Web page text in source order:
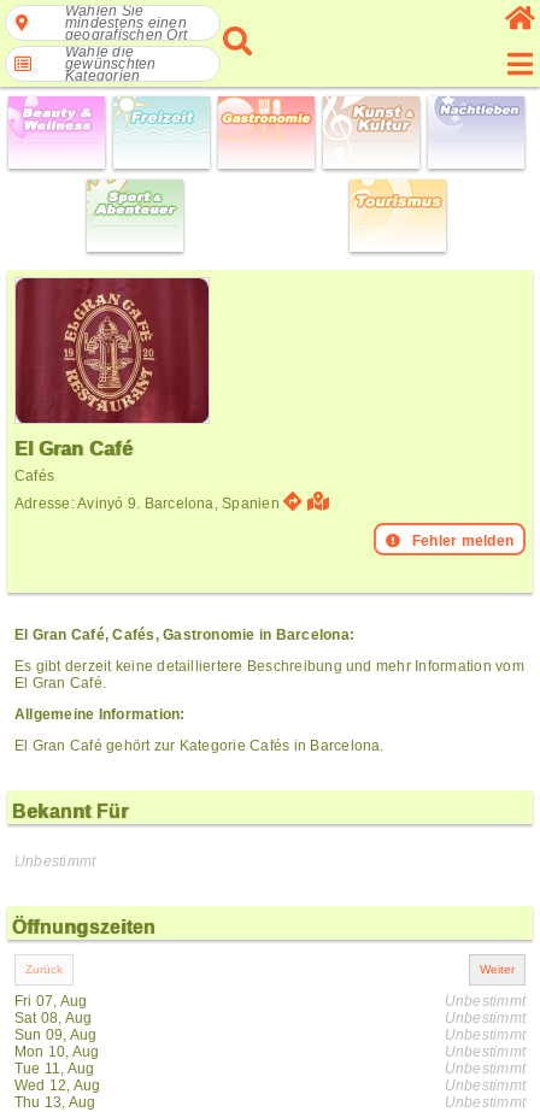
Wählen Sie
mindestens einen
geografischen Ort
Wähle die
gewünschten
Kategorien
El Gran Café
Cafés
Adresse: Avinyó 9. Barcelona, Spanien
Fehler melden
El Gran Café, Cafés, Gastronomie in Barcelona:
Es gibt derzeit keine detailliertere Beschreibung und mehr Information vom
El Gran Café.
Allgemeine Information:
El Gran Café gehört zur Kategorie Cafés in Barcelona.
Bekannt Für
Unbestimmt
Öffnungszeiten
Fri 07, Aug
Sat 08, Aug
Sun 09, Aug
Mon 10, Aug
Tue 11, Aug
Wed 12, Aug
Thu 13, Aug
Unbestimmt
Unbestimmt
Unbestimmt
Unbestimmt
Unbestimmt
Unbestimmt
Unbestimmt